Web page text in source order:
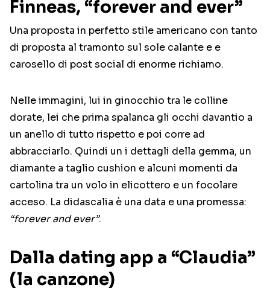
Finneas, “forever and ever”
Una proposta in perfetto stile americano con tanto
di proposta al tramonto sul sole calante e e
carosello di post social di enorme richiamo.
Nelle immagini, lui in ginocchio tra le colline
dorate, lei che prima spalanca gli occhi davantio a
un anello di tutto rispetto e poi corre ad
abbracciarlo. Quindi un i dettagli della gemma, un
diamante a taglio cushion e alcuni momenti da
cartolina tra un volo in elicottero e un focolare
acceso. La didascalia è una data e una promessa:
“forever and ever”.
Dalla dating app a “Claudia”
(la canzone)